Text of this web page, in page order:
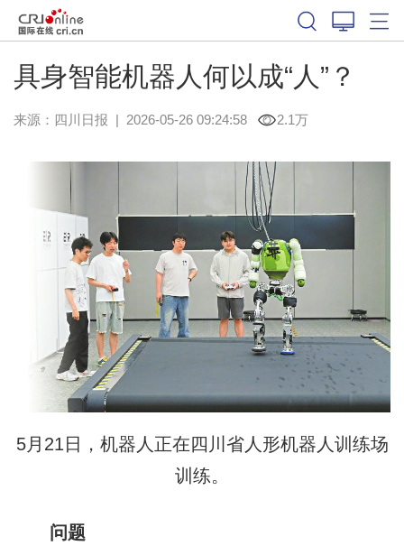
具身智能机器人何以成“人”？
来源： 四川日报 | 2026-05-26 09:24:58 2.1万
5月21日，机器人正在四川省人形机器人训练场
训练。
问题